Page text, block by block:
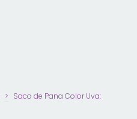
> Saco de Pana Color Uva: